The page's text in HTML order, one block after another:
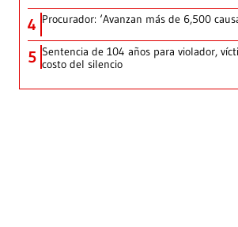
4 Procurador: ‘Avanzan más de 6,500
5 Sentencia de 104 años para violador,
costo del silencio